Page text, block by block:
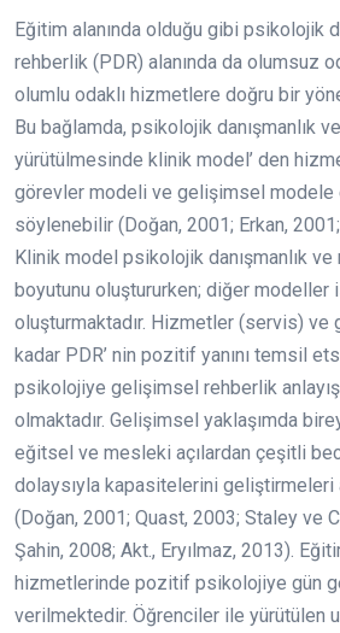
Eğitim alanında olduğu gibi psikolojik
rehberlik (PDR) alanında da olumsuz
olumlu odaklı hizmetlere doğru bir
Bu bağlamda, psikolojik danışmanlık
yürütülmesinde klinik model’ den
görevler modeli ve gelişimsel modele
söylenebilir (Doğan, 2001; Erkan,
Klinik model psikolojik danışmanlık
boyutunu oluştururken; diğer
oluşturmaktadır. Hizmetler (servis) ve
kadar PDR’ nin pozitif yanını temsil
psikolojiye gelişimsel rehberlik
olmaktadır. Gelişimsel yaklaşımda
eğitsel ve mesleki açılardan çeşitli
dolaysıyla kapasitelerini geliştirmeleri
(Doğan, 2001; Quast, 2003; Staley ve
Şahin, 2008; Akt., Eryılmaz, 2013).
hizmetlerinde pozitif psikolojiye gün
verilmektedir. Öğrenciler ile yürütülen